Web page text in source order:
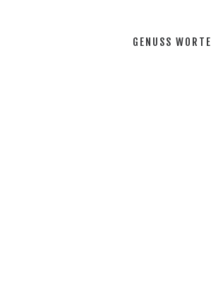
GENUSS WORTE